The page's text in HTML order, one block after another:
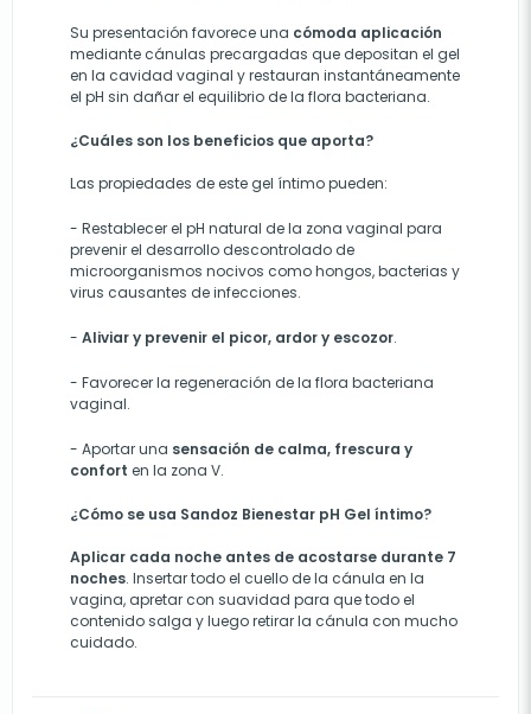
Su presentación favorece una cómoda aplicación
mediante cánulas precargadas que depositan el gel
en la cavidad vaginal y restauran instantáneamente
el pH sin dañar el equilibrio de la flora bacteriana.
¿Cuáles son los beneficios que aporta?
Las propiedades de este gel íntimo pueden:
- Restablecer el pH natural de la zona vaginal para
prevenir el desarrollo descontrolado de
microorganismos nocivos como hongos, bacterias y
virus causantes de infecciones.
- Aliviar y prevenir el picor, ardory escozor.
- Favorecer la regeneración de la flora bacteriana
vaginal.
- Aportar una sensación de calma, frescura y
confort en la zona V.
¿Cómo se usa Sandoz Bienestar pH Gel íntimo?
Aplicar cada noche antes de acostarse durante 7
noches. Insertar todo el cuello de la cánula en la
vagina, apretar con suavidad para que todo el
contenido salga y luego retirar la cánula con mucho
cuidado.